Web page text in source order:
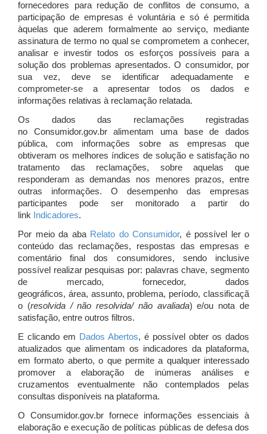
fornecedores para redução de conflitos de consumo, a
participação de empresas é voluntária e só é permitida
àquelas que aderem formalmente ao serviço, mediante
assinatura de termo no qual se comprometem a conhecer,
analisar e investir todos os esforços possíveis para a
solução dos problemas apresentados. O consumidor, por
sua vez, deve se identificar adequadamente e
comprometer-se a apresentar todos os dados e
informações relativas à reclamação relatada.
Os dados das reclamações registradas
no Consumidor.gov.br alimentam uma base de dados
pública, com informações sobre as empresas que
obtiveram os melhores índices de solução e satisfação no
tratamento das reclamações, sobre aquelas que
responderam as demandas nos menores prazos, entre
outras informações. O desempenho das empresas
participantes pode ser monitorado a partir do
link Indicadores.
Por meio da aba Relato do Consumidor, é possível ler o
conteúdo das reclamações, respostas das empresas e
comentário final dos consumidores, sendo inclusive
possível realizar pesquisas por: palavras chave, segmento
de mercado, fornecedor, dados
geográficos, área, assunto, problema, período, classificaçã
o (resolvida / não resolvida/ não avaliada) e/ou nota de
satisfação, entre outros filtros.
E clicando em Dados Abertos, é possível obter os dados
atualizados que alimentam os indicadores da plataforma,
em formato aberto, o que permite a qualquer interessado
promover a elaboração de inúmeras análises e
cruzamentos eventualmente não contemplados pelas
consultas disponíveis na plataforma.
O Consumidor.gov.br fornece informações essenciais à
elaboração e execução de políticas públicas de defesa dos